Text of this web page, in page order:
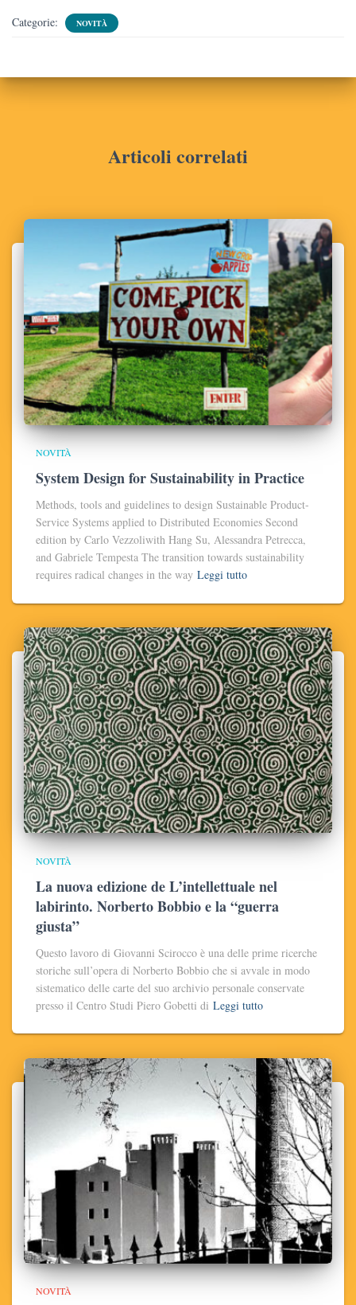
Categorie: NOVITÀ
Articoli correlati
NOVITÀ
System Design for Sustainability in Practice
Methods, tools and guidelines to design Sustainable Product-
Service Systems applied to Distributed Economies Second
edition by Carlo Vezzoliwith Hang Su, Alessandra Petrecca,
and Gabriele Tempesta The transition towards sustainability
requires radical changes in the way Leggi tutto
NOVITÀ
La nuova edizione de L’intellettuale nel
labirinto. Norberto Bobbio e la “guerra
giusta”
Questo lavoro di Giovanni Scirocco è una delle prime ricerche
storiche sull’opera di Norberto Bobbio che si avvale in modo
sistematico delle carte del suo archivio personale conservate
presso il Centro Studi Piero Gobetti di Leggi tutto
NOVITÀ